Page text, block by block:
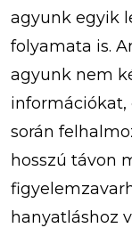
agyunk egyik
folyamata is.
agyunk nem
során
hosszú távon
hanyatláshoz